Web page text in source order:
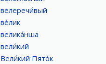
велеречи́вый
ве́лик
велика́нша
вели́кий
Вели́кий Пято́к